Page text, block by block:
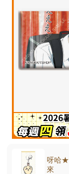
呀哈★
來